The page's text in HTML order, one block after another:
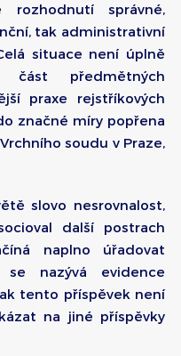
rozhodnutí správné,
tak administrativní
situace není úplně
předmětných
praxe rejstříkových
značné míry popřena
soudu v Praze,
slovo nesrovnalost,
další postrach
naplno úřadovat
nazývá evidence
tento příspěvek není
na jiné příspěvky